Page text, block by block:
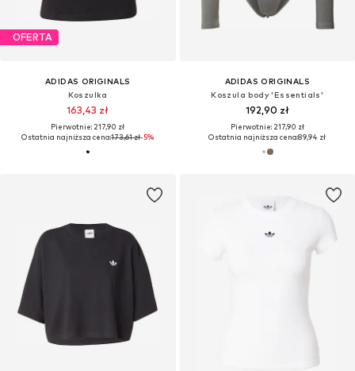
OFERTA
ADIDAS ORIGINALS
Koszulka
163,43 zł
Pierwotnie: 217,90 zł
Ostatnia najniższa cena:173,61 zł-5%
ADIDAS ORIGINALS
Koszula body 'Essentials'
192,90 zł
Pierwotnie: 217,90 zł
Ostatnia najniższa cena:89,94 zł